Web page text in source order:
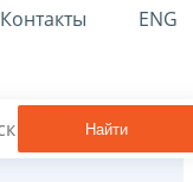
Контакты ENG
Найти